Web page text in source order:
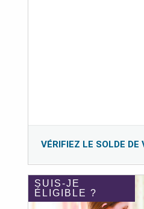
VÉRIFIEZ LE SOLDE DE
SUIS-JE
ÉLIGIBLE ?